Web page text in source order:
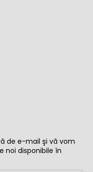
de e-mail şi vă vom
noi disponibile în